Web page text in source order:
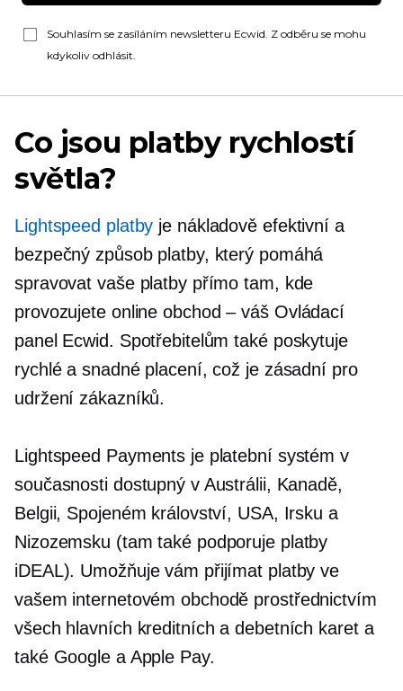
Souhlasím se zasíláním newsletteru Ecwid. Z odběru se mohu
kdykoliv odhlásit.
Co jsou platby rychlostí
světla?
Lightspeed platby je nákladově efektivní a
bezpečný způsob platby, který pomáhá
spravovat vaše platby přímo tam, kde
provozujete onlineobchod – vášOvládací
panel Ecwid. Spotřebitelům také poskytuje
rychlé a snadné placení, což je zásadní pro
udržení zákazníků.
Lightspeed Payments je platební systém v
současnosti dostupný v Austrálii, Kanadě,
Belgii, Spojeném království, USA, Irsku a
Nizozemsku (tam také podporuje platby
iDEAL). Umožňuje vám přijímat platby ve
vašem internetovém obchodě prostřednictvím
všech hlavních kreditních a debetních karet a
také Google a Apple Pay.